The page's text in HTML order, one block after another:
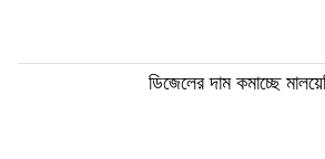
ডিজেলের দাম কমাচ্ছে